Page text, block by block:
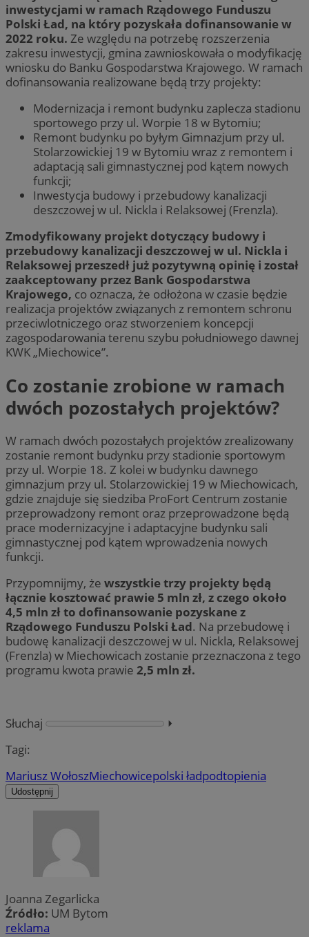
inwestycjami w ramach Rządowego Funduszu
Polski Ład, na który pozyskała dofinansowanie w
2022 roku. Ze względu na potrzebę rozszerzenia
zakresu inwestycji, gmina zawnioskowała o modyfikację
wniosku do Banku Gospodarstwa Krajowego. W ramach
dofinansowania realizowane będą trzy projekty:
Modernizacja i remont budynku zaplecza stadionu
sportowego przy ul. Worpie 18 w Bytomiu;
Remont budynku po byłym Gimnazjum przy ul.
Stolarzowickiej 19 w Bytomiu wraz z remontem i
adaptacją sali gimnastycznej pod kątem nowych
funkcji;
Inwestycja budowy i przebudowy kanalizacji
deszczowej w ul. Nickla i Relaksowej (Frenzla).
Zmodyfikowany projekt dotyczący budowy i
przebudowy kanalizacji deszczowej w ul. Nickla i
Relaksowej przeszedł już pozytywną opinię i został
zaakceptowany przez Bank Gospodarstwa
Krajowego, co oznacza, że odłożona w czasie będzie
realizacja projektów związanych z remontem schronu
przeciwlotniczego oraz stworzeniem koncepcji
zagospodarowania terenu szybu południowego dawnej
KWK „Miechowice”.
Co zostanie zrobione w ramach
dwóch pozostałych projektów?
W ramach dwóch pozostałych projektów zrealizowany
zostanie remont budynku przy stadionie sportowym
przy ul. Worpie 18. Z kolei w budynku dawnego
gimnazjum przy ul. Stolarzowickiej 19 w Miechowicach,
gdzie znajduje się siedziba ProFort Centrum zostanie
przeprowadzony remont oraz przeprowadzone będą
prace modernizacyjne i adaptacyjne budynku sali
gimnastycznej pod kątem wprowadzenia nowych
funkcji.
Przypomnijmy, że wszystkie trzy projekty będą
łącznie kosztować prawie 5 mln zł, z czego około
4,5 mln zł to dofinansowanie pozyskane z
Rządowego Funduszu Polski Ład. Na przebudowę i
budowę kanalizacji deszczowej w ul. Nickla, Relaksowej
(Frenzla) w Miechowicach zostanie przeznaczona z tego
programu kwota prawie 2,5 mln zł.
Słuchaj
⏵︎
Tagi:
Mariusz WołoszMiechowicepolski ładpodtopienia
Udostępnij
Joanna Zegarlicka
Źródło: UM Bytom
reklama